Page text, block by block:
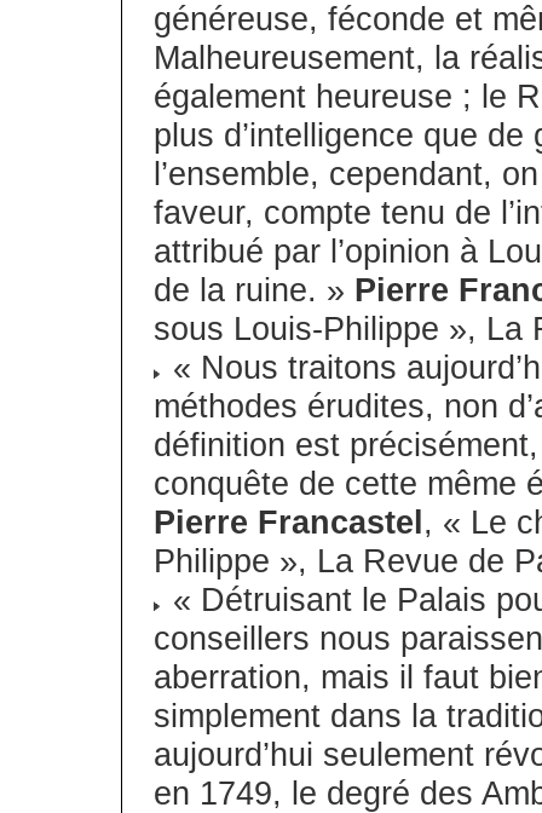
généreuse, féconde et
Malheureusement, la
également heureuse ; le
plus d’intelligence que
l’ensemble, cependant,
faveur, compte tenu de
attribué par l’opinion à
de la ruine. » Pierre
sous Louis-Philippe », La
« Nous traitons
méthodes érudites, non
définition est
conquête de cette même
Pierre Francastel , « Le
Philippe », La Revue de
« Détruisant le Palais
conseillers nous
aberration, mais il faut
simplement dans la
aujourd’hui seulement
en 1749, le degré des